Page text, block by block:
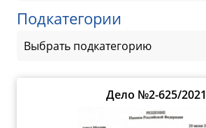
Подкатегории
Выбрать подкатегорию
Дело №2-625/2021